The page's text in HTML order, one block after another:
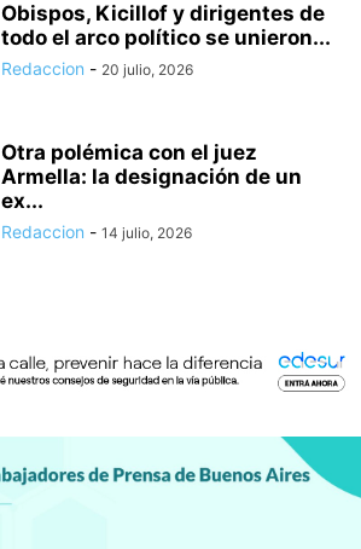
Obispos, Kicillof y dirigentes de
todo el arco político se unieron...
Redaccion - 20 julio, 2026
Otra polémica con el juez
Armella: la designación de un
ex...
Redaccion - 14 julio, 2026